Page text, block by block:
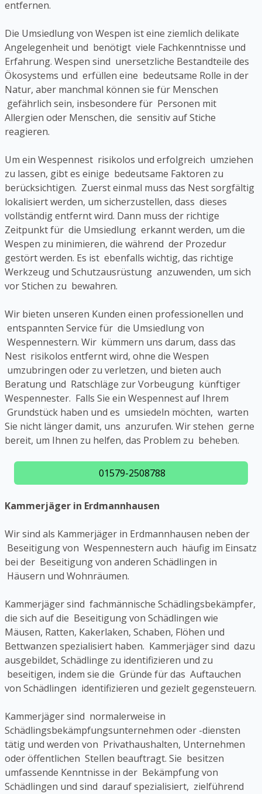
entfernen.
Die Umsiedlung von Wespen ist eine ziemlich delikate
Angelegenheit und benötigt viele Fachkenntnisse und
Erfahrung. Wespen sind unersetzliche Bestandteile des
Ökosystems und erfüllen eine bedeutsame Rolle in der
Natur, aber manchmal können sie für Menschen
gefährlich sein, insbesondere für Personen mit
Allergien oder Menschen, die sensitiv auf Stiche
reagieren.
Um ein Wespennest risikolos und erfolgreich umziehen
zu lassen, gibt es einige bedeutsame Faktoren zu
berücksichtigen. Zuerst einmal muss das Nest sorgfältig
lokalisiert werden, um sicherzustellen, dass dieses
vollständig entfernt wird. Dann muss der richtige
Zeitpunkt für die Umsiedlung erkannt werden, um die
Wespen zu minimieren, die während der Prozedur
gestört werden. Es ist ebenfalls wichtig, das richtige
Werkzeug und Schutzausrüstung anzuwenden, um sich
vor Stichen zu bewahren.
Wir bieten unseren Kunden einen professionellen und
entspannten Service für die Umsiedlung von
Wespennestern. Wir kümmern uns darum, dass das
Nest risikolos entfernt wird, ohne die Wespen
umzubringen oder zu verletzen, und bieten auch
Beratung und Ratschläge zur Vorbeugung künftiger
Wespennester. Falls Sie ein Wespennest auf Ihrem
Grundstück haben und es umsiedeln möchten, warten
Sie nicht länger damit, uns anzurufen. Wir stehen gerne
bereit, um Ihnen zu helfen, das Problem zu beheben.
01579-2508788
Kammerjäger in Erdmannhausen
Wir sind als Kammerjäger in Erdmannhausen neben der
Beseitigung von Wespennestern auch häufig im Einsatz
bei der Beseitigung von anderen Schädlingen in
Häusern und Wohnräumen.
Kammerjäger sind fachmännische Schädlingsbekämpfer,
die sich auf die Beseitigung von Schädlingen wie
Mäusen, Ratten, Kakerlaken, Schaben, Flöhen und
Bettwanzen spezialisiert haben. Kammerjäger sind dazu
ausgebildet, Schädlinge zu identifizieren und zu
beseitigen, indem sie die Gründe für das Auftauchen
von Schädlingen identifizieren und gezielt gegensteuern.
Kammerjäger sind normalerweise in
Schädlingsbekämpfungsunternehmen oder -diensten
tätig und werden von Privathaushalten, Unternehmen
oder öffentlichen Stellen beauftragt. Sie besitzen
umfassende Kenntnisse in der Bekämpfung von
Schädlingen und sind darauf spezialisiert, zielführend